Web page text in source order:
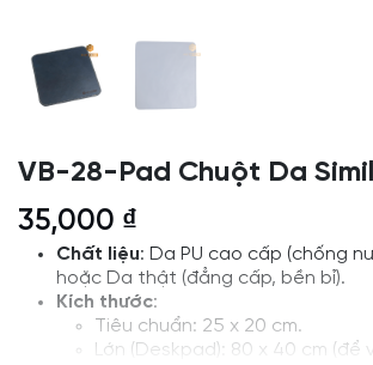
VB-28-Pad Chuột Da
35,000 ₫
Chất liệu: Da PU cao cấp (chống
hoặc Da thật (đẳng cấp, bền bỉ).
Kích thước:
Tiêu chuẩn: 25 x 20 cm.
Lớn (Deskpad): 80 x 40 cm (để